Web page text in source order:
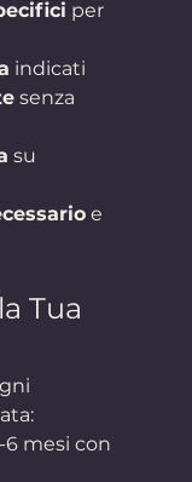
per
indicati
senza
su
e
Tua
6 mesi con